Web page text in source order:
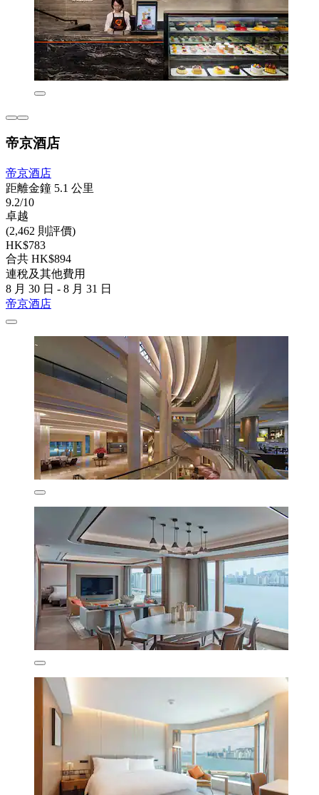
帝京酒店
帝京酒店
距離金鐘 5.1 公里
9.2/10
卓越
(2,462 則評價)
HK$783
合共 HK$894
連稅及其他費用
8 月 30 日 - 8 月 31 日
帝京酒店